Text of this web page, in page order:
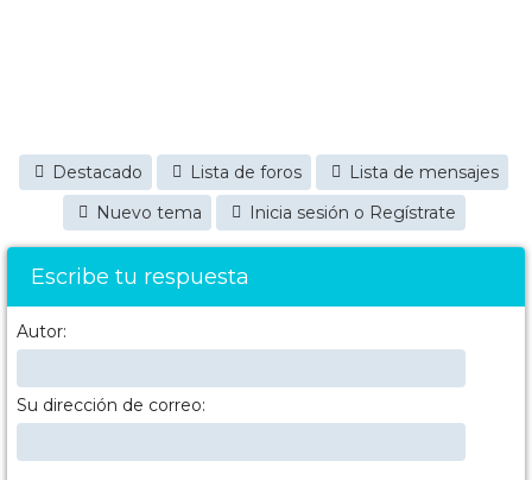
Destacado Lista de foros
Lista de mensajes
Nuevo tema
Inicia sesión o Regístrate
Escribe tu respuesta
Autor:
Su dirección de correo: